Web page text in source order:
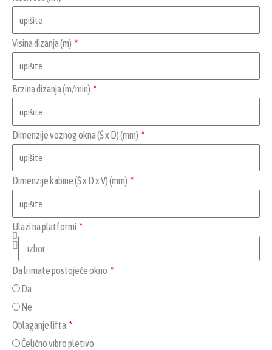
Visina dizanja (m)
Brzina dizanja (m/min)
Dimenzije voznog okna (Š x D) (mm)
Dimenzije kabine (Š x D x V) (mm)
Ulazi na platformi
Da li imate postojeće okno
Da
Ne
Oblaganje lifta
Čelično vibro pletivo